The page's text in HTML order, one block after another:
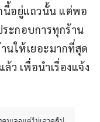
นี้อยู่แถวนั้น แต่พอ
ะกอบการทุกร้าน
นให้เยอะมากที่สุด
ว เพื่อนำเรื่องแจ้ง